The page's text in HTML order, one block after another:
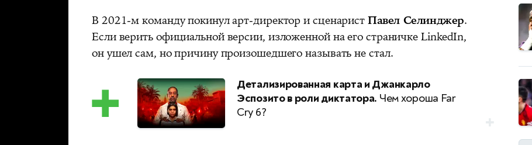
В 2021-м команду покинул арт-директор и сценаристПавел Селинджер.
Если верить официальной версии, изложенной на его страничке LinkedIn,
он ушел сам, но причину произошедшего называть не стал.
Детализированная карта и Джанкарло
Эспозито в роли диктатора. Чем хороша Far
Cry 6?